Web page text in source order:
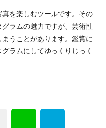
を楽しむツールです。その
ラムの魅力ですが、芸術性
うことがあります。鑑賞に
ラムにしてゆっくりじっく